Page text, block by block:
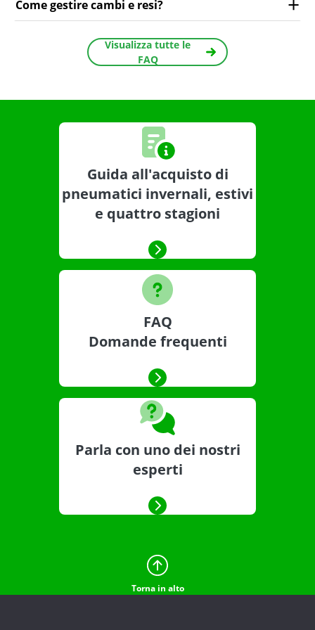
Come gestire cambi e resi?
Visualizza tutte le
FAQ
Guida all'acquisto di
pneumatici invernali, estivi
e quattro stagioni
FAQ
Domande frequenti
Parla con uno dei nostri
esperti
Torna in alto